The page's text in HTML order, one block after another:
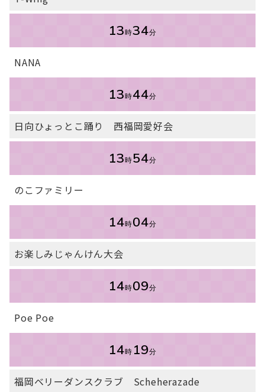
13時34分
NANA
13時44分
日向ひょっとこ踊り 西福岡愛好会
13時54分
のこファミリー
14時04分
お楽しみじゃんけん大会
14時09分
Poe Poe
14時 19分
福岡ベリーダンスクラブ Scheherazade